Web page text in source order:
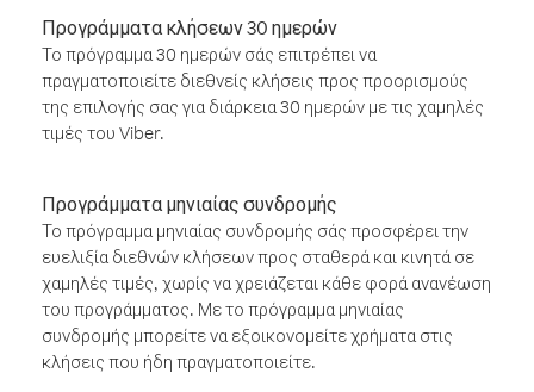
Προγράμματα κλήσεων 30 ημερών
Το πρόγραμμα 30 ημερών σάς επιτρέπει να
πραγματοποιείτε διεθνείς κλήσεις προς προορισμούς
της επιλογής σας για διάρκεια 30 ημερών με τις χαμηλές
τιμές του Viber.
Προγράμματα μηνιαίας συνδρομής
Το πρόγραμμα μηνιαίας συνδρομής σάς προσφέρει την
ευελιξία διεθνών κλήσεων προς σταθερά και κινητά σε
χαμηλές τιμές, χωρίς να χρειάζεται κάθε φορά ανανέωση
του προγράμματος. Με το πρόγραμμα μηνιαίας
συνδρομής μπορείτε να εξοικονομείτε χρήματα στις
κλήσεις που ήδη πραγματοποιείτε.